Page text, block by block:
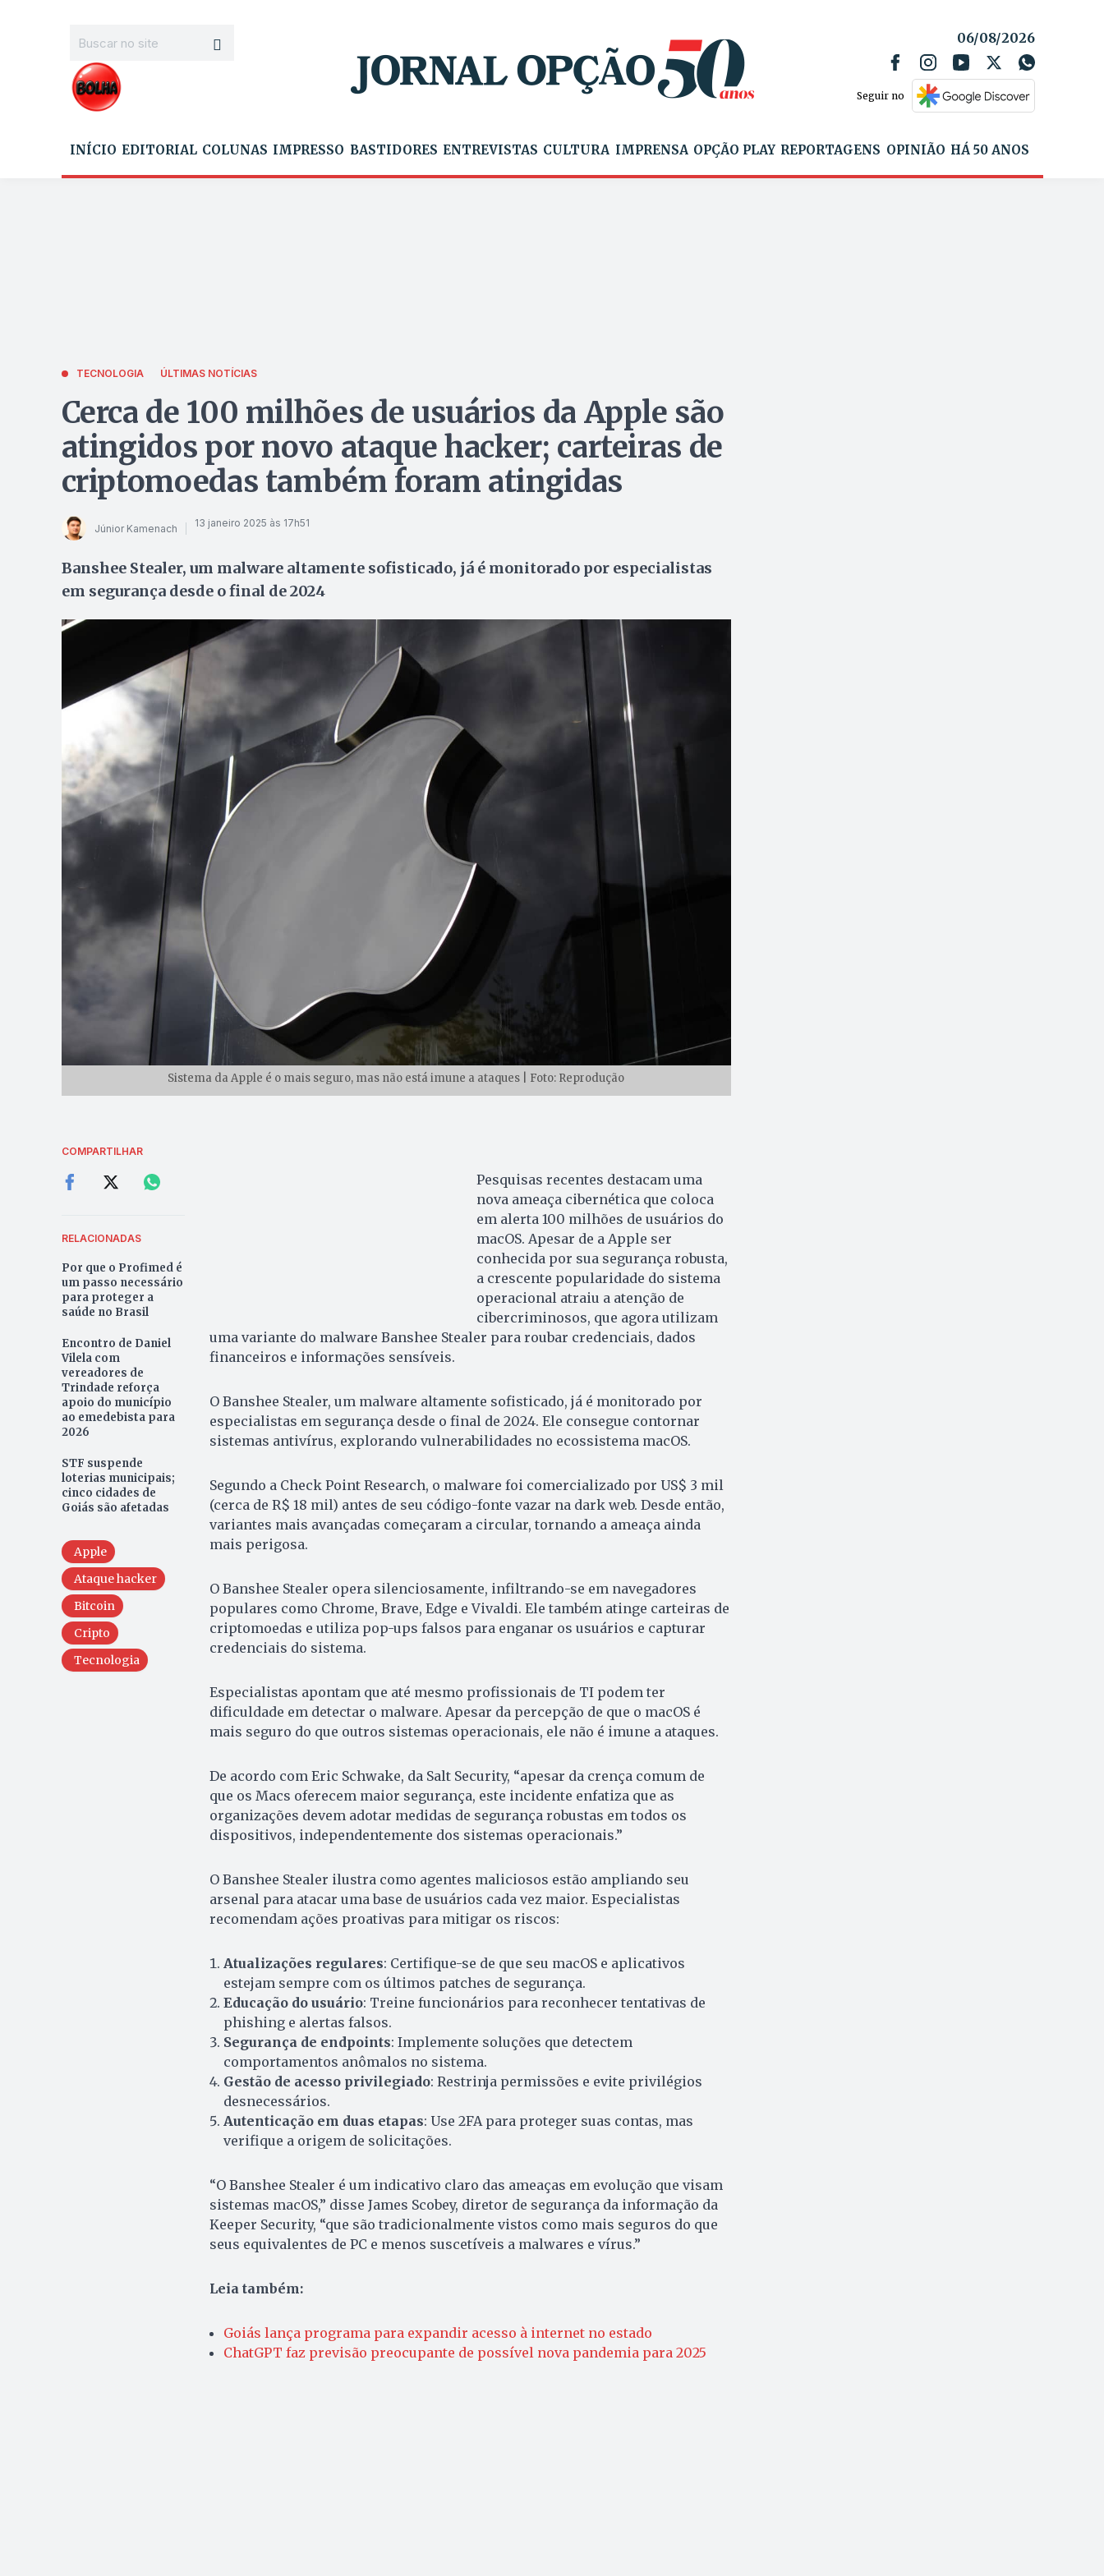
06/08/2026
Seguir no
INÍCIO EDITORIAL COLUNAS IMPRESSO BASTIDORES ENTREVISTAS CULTURA IMPRENSA OPÇÃO PLAY REPORTAGENS OPINIÃO HÁ 50 ANOS
TECNOLOGIA ÚLTIMAS NOTÍCIAS
Cerca de 100 milhões de usuários da Apple são
atingidos por novo ataque hacker; carteiras de
criptomoedas também foram atingidas
Júnior Kamenach 13 janeiro 2025 às 17h51
Banshee Stealer, um malware altamente sofisticado, já é monitorado por especialistas
em segurança desde o final de 2024
Sistema da Apple é o mais seguro, mas não está imune a ataques | Foto: Reprodução
COMPARTILHAR
RELACIONADAS
Por que o Profimed é
um passo necessário
para proteger a
saúde no Brasil
Encontro de Daniel
Vilela com
vereadores de
Trindade reforça
apoio do município
ao emedebista para
2026
STF suspende
loterias municipais;
cinco cidades de
Goiás são afetadas
Apple
Ataque hacker
Bitcoin
Cripto
Tecnologia
Pesquisas recentes destacam uma
nova ameaça cibernética que coloca
em alerta 100 milhões de usuários do
macOS. Apesar de a Apple ser
conhecida por sua segurança robusta,
a crescente popularidade do sistema
operacional atraiu a atenção de
cibercriminosos, que agora utilizam
uma variante do malware Banshee Stealer para roubar credenciais, dados
financeiros e informações sensíveis.
O Banshee Stealer, um malware altamente sofisticado, já é monitorado por
especialistas em segurança desde o final de 2024. Ele consegue contornar
sistemas antivírus, explorando vulnerabilidades no ecossistema macOS.
Segundo a Check Point Research, o malware foi comercializado por US$ 3 mil
(cerca de R$ 18 mil) antes de seu código-fonte vazar na dark web. Desde então,
variantes mais avançadas começaram a circular, tornando a ameaça ainda
mais perigosa.
O Banshee Stealer opera silenciosamente, infiltrando-se em navegadores
populares como Chrome, Brave, Edge e Vivaldi. Ele também atinge carteiras de
criptomoedas e utiliza pop-ups falsos para enganar os usuários e capturar
credenciais do sistema.
Especialistas apontam que até mesmo profissionais de TI podem ter
dificuldade em detectar o malware. Apesar da percepção de que o macOS é
mais seguro do que outros sistemas operacionais, ele não é imune a ataques.
De acordo com Eric Schwake, da Salt Security, “apesar da crença comum de
que os Macs oferecem maior segurança, este incidente enfatiza que as
organizações devem adotar medidas de segurança robustas em todos os
dispositivos, independentemente dos sistemas operacionais.”
O Banshee Stealer ilustra como agentes maliciosos estão ampliando seu
arsenal para atacar uma base de usuários cada vez maior. Especialistas
recomendam ações proativas para mitigar os riscos:
Atualizações regulares: Certifique-se de que seu macOS e aplicativos
estejam sempre com os últimos patches de segurança.
Educação do usuário: Treine funcionários para reconhecer tentativas de
phishing e alertas falsos.
Segurança de endpoints: Implemente soluções que detectem
comportamentos anômalos no sistema.
Gestão de acesso privilegiado: Restrinja permissões e evite privilégios
desnecessários.
Autenticação em duas etapas: Use 2FA para proteger suas contas, mas
verifique a origem de solicitações.
“O Banshee Stealer é um indicativo claro das ameaças em evolução que visam
sistemas macOS,” disse James Scobey, diretor de segurança da informação da
Keeper Security, “que são tradicionalmente vistos como mais seguros do que
seus equivalentes de PC e menos suscetíveis a malwares e vírus.”
Leia também:
Goiás lança programa para expandir acesso à internet no estado
ChatGPT faz previsão preocupante de possível nova pandemia para 2025